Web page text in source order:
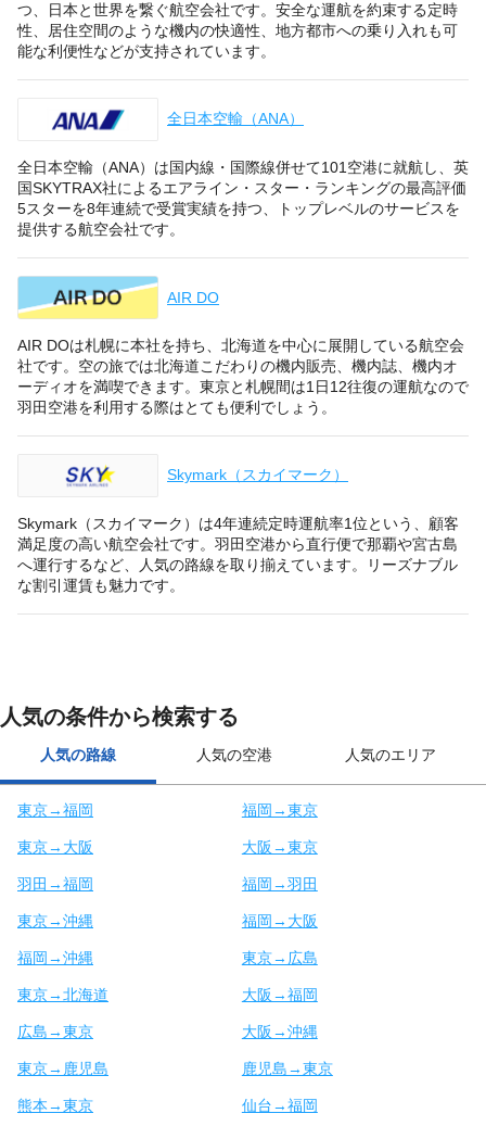
つ、日本と世界を繋ぐ航空会社です。安全な運航を約束する定時
性、居住空間のような機内の快適性、地方都市への乗り入れも可
能な利便性などが支持されています。
全日本空輸（ANA）
全日本空輸（ANA）は国内線・国際線併せて101空港に就航し、英
国SKYTRAX社によるエアライン・スター・ランキングの最高評価
5スターを8年連続で受賞実績を持つ、トップレベルのサービスを
提供する航空会社です。
AIR DO
AIR DOは札幌に本社を持ち、北海道を中心に展開している航空会
社です。空の旅では北海道こだわりの機内販売、機内誌、機内オ
ーディオを満喫できます。東京と札幌間は1日12往復の運航なので
羽田空港を利用する際はとても便利でしょう。
Skymark（スカイマーク）
Skymark（スカイマーク）は4年連続定時運航率1位という、顧客
満足度の高い航空会社です。羽田空港から直行便で那覇や宮古島
へ運行するなど、人気の路線を取り揃えています。リーズナブル
な割引運賃も魅力です。
人気の条件から検索する
人気の路線 人気の空港 人気のエリア
東京→福岡 福岡→東京
東京→大阪 大阪→東京
羽田→福岡 福岡→羽田
東京→沖縄 福岡→大阪
福岡→沖縄 東京→広島
東京→北海道 大阪→福岡
広島→東京 大阪→沖縄
東京→鹿児島 鹿児島→東京
熊本→東京 仙台→福岡